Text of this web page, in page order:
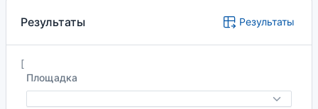
Результаты Результаты
[
Площадка